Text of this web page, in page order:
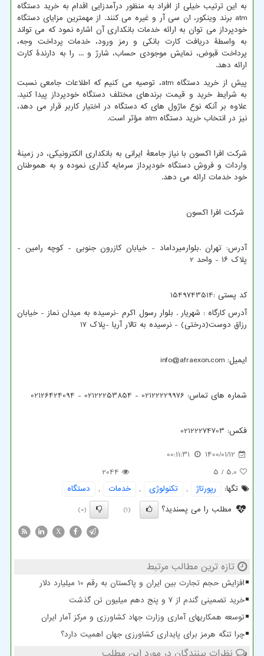
به این ترتیب خیلی از افراد به منظور درآمدزایی اقدام به خرید دستگاه
atm برند وینکور، ان سی آر و غیره می کنند. از مهمترین مزایای دستگاه
خودپرداز می توان به ارائه خدمات بانکداری آن اشاره نمود که می تواند
به واسطۀ دریافت کارت بانکی و رمز ورود، خدمات پرداخت وجه،
پرداخت قبوض، نمایش موجودی حساب، شارژ و ... را به دارندۀ کارت
ارائه دهد.
پیش از خرید دستگاهatm، توصیه می کنیم که اطلاعات جامعی نسبت
به شرایط خرید و قیمت برندهای مختلف دستگاه خودپرداز پیدا کنید.
علاوه بر آنکه نوع ماژول های که دستگاه در اختیار کاربر قرار می دهد،
نیز در انتخاب خرید دستگاه atm مؤثر است.
شرکت افرا اکسون با نیاز جامعۀ ایرانی به بانکداری الکترونیکی، در زمینۀ
واردات و فروش دستگاه خودپرداز سرمایه گذاری نموده و به هموطنان
خود خدمات ارائه می دهد.
شرکت افرا اکسون
آدرس: تهران .بلوارمیرداماد - خیابان کازرون جنوبی - کوچه رامین -
پلاک ۱۶ - واحد 2
کد پستی :1549743514
آدرس کارگاه : شهریار . بلوار رسول اکرم -نرسیده به میدان نماز - خیابان
رزاق دوست(درختی) - نرسیده به تالار آریا -پلاک 17
ایمیل: info@afraexon.com
شماره های تماس: 02122229976 - 02122253854 - 02126424094
فکس: 02122274703
1400/01/12
00:11:31
5.0
/ 5
2044
تگها:
رپورتاژ , تكنولوژی , خدمات ,
دستگاه
مطلب را می پسندید؟
(1)
(0)
X
تازه ترین مطالب مرتبط
افزایش حجم تجارت بین ایران و پاکستان به رقم 10 میلیارد دلار
خرید تضمینی گندم از ۷ و پنج دهم میلیون تن گذشت
توسعه همکاریهای آماری وزارت جهاد کشاورزی و مرکز آمار ایران
چرا تنگه هرمز برای پایداری کشاورزی جهان اهمیت دارد؟